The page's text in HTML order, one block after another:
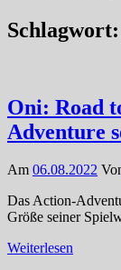
Schlagwort:
Oni: Road
Adventure
Am 06.08.2022
Das Action-
Größe seiner
Weiterlesen